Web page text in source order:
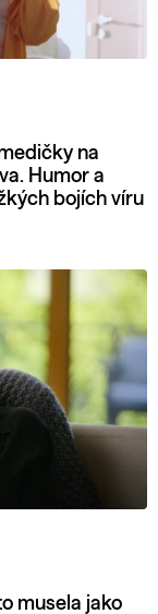
na
Humor a
bojích víru
musela jako